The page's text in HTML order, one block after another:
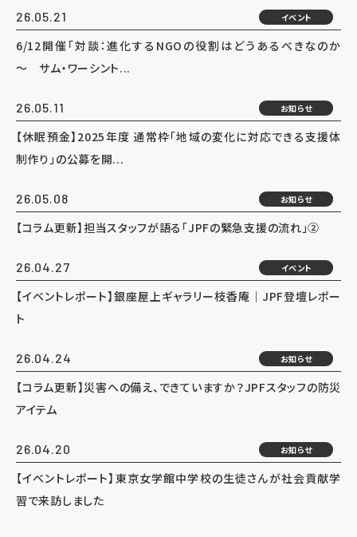
26.05.21 イベント
6/12開催「対談：進化するNGOの役割はどうあるべきなのか
～ サム・ワーシント...
26.05.11 お知らせ
【休眠預金】2025年度 通常枠「地域の変化に対応できる支援体
制作り」の公募を開...
26.05.08 お知らせ
【コラム更新】担当スタッフが語る「JPFの緊急支援の流れ」②
26.04.27 イベント
【イベントレポート】銀座屋上ギャラリー枝香庵｜JPF登壇レポー
ト
26.04.24 お知らせ
【コラム更新】災害への備え、できていますか？JPFスタッフの防災
アイテム
26.04.20 お知らせ
【イベントレポート】東京女学館中学校の生徒さんが社会貢献学
習で来訪しました